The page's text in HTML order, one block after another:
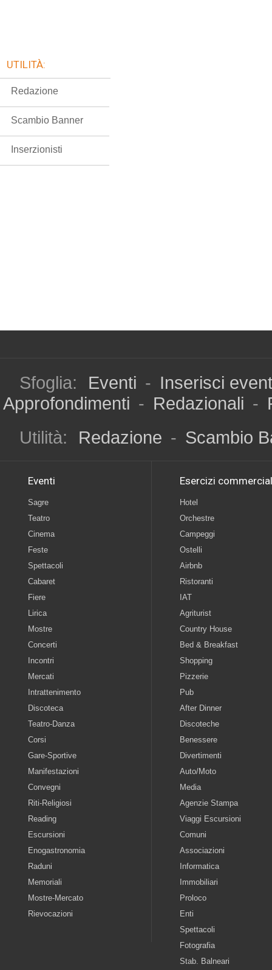
UTILITÀ:
Redazione
Scambio Banner
Inserzionisti
Sfoglia: Eventi - Inserisci
Approfondimenti - Redazionali -
Utilità:
Redazione - Scambio
Eventi
Sagre
Teatro
Cinema
Feste
Spettacoli
Cabaret
Fiere
Lirica
Mostre
Concerti
Incontri
Mercati
Intrattenimento
Discoteca
Teatro-Danza
Corsi
Gare-Sportive
Manifestazioni
Convegni
Riti-Religiosi
Reading
Escursioni
Enogastronomia
Raduni
Memoriali
Mostre-Mercato
Rievocazioni
Esercizi
Hotel
Orchestre
Campeggi
Ostelli
Airbnb
Ristoranti
IAT
Agriturist
Country House
Bed & Breakfast
Shopping
Pizzerie
Pub
After Dinner
Discoteche
Benessere
Divertimenti
Auto/Moto
Media
Agenzie Stampa
Viaggi Escursioni
Comuni
Associazioni
Informatica
Immobiliari
Proloco
Enti
Spettacoli
Fotografia
Stab. Balneari